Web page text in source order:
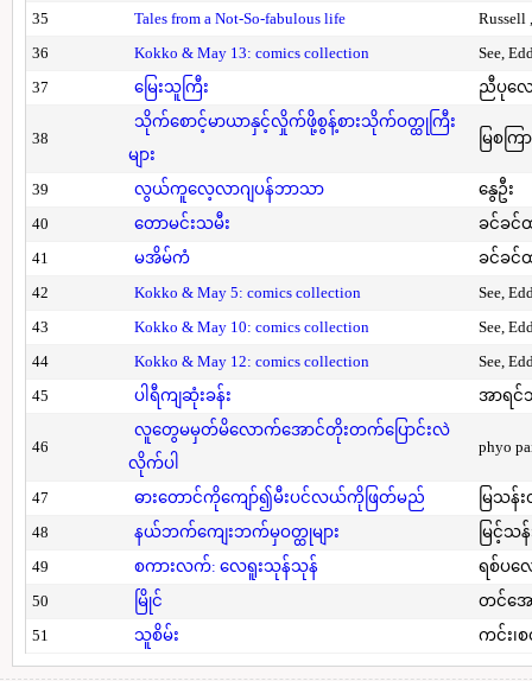
35
Tales from a Not-So-fabulous life
Russell
36
Kokko & May 13: comics collection
See,
37
မြေးသူကြီး ညီပုလေ
38
သိုက်စောင့်မာယာနှင့်လှိုက်ဖို့စွန့်စားသိုက်ဝတ္ထုကြီး
များ
မြစကြာ
39 လွယ်ကူလေ့လာဂျပန်ဘာသာ
နွေဦး
40
တောမင်းသမီး
ခင်ခင်
41
မအိမ်ကံ
ခင်ခင်
42
Kokko & May 5: comics collection
See,
43
Kokko & May 10: comics collection
See,
44
Kokko & May 12: comics collection
See,
45
ပါရီကျဆုံးခန်း အာရင်
46
လူတွေမမှတ်မိလောက်အောင်တိုးတက်ပြောင်းလဲ
လိုက်ပါ
phyo
47 ဓားတောင်ကိုကျော်၍မီးပင်လယ်ကိုဖြတ်မည်
မြသန်
48
နယ်ဘက်ကျေးဘက်မှဝတ္ထုများ
မြင့်သန်
49
စကားလက်: လေရူးသုန်သုန်
ရစ်ပလ
50
မြိုင်
တင်အေ
51
သူစိမ်း ကင်း၊